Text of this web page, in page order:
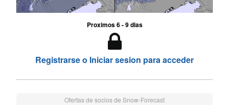
Proximos 6 - 9 dias
Registrarse o Iniciar sesion para acceder
Ofertas de socios de Snow-Forecast